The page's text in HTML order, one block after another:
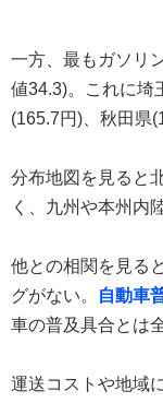
一方、最もガソリ
値34.3)。これに埼
(165.7円)、秋田県
分布地図を見ると
く、九州や本州内
他との相関を見る
グがない。
自動車
車の普及具合とは
運送コストや地域